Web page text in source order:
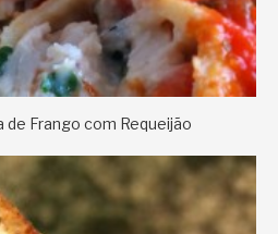
de Frango com Requeijão